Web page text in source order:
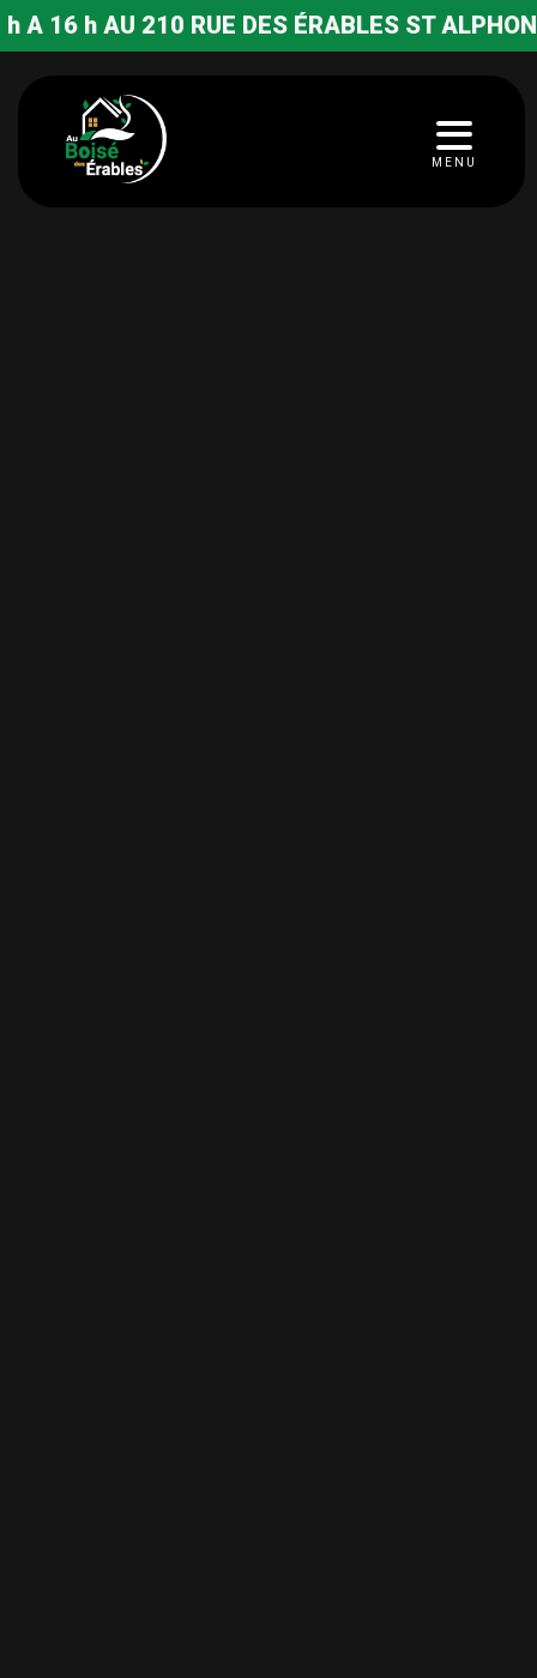
RUE DES ÉRABLES ST ALPHONSE
MENU